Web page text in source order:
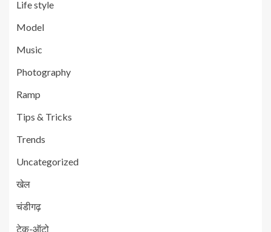
Life style
Model
Music
Photography
Ramp
Tips & Tricks
Trends
Uncategorized
खेल
चंडीगढ़
टेक-ऑटो